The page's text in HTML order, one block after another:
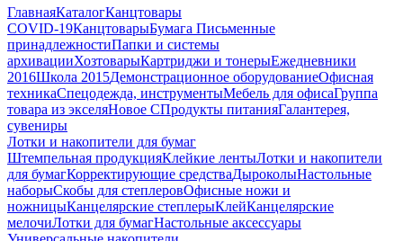
ГлавнаяКаталогКанцтовары
COVID-19КанцтоварыБумага Письменные
принадлежностиПапки и системы
архивацииХозтоварыКартриджи и тонерыЕжедневники
2016Школа 2015Демонстрационное оборудованиеОфисная
техникаСпецодежда, инструментыМебель для офисаГруппа
товара из экселяНовое СПродукты питанияГалантерея,
сувениры
Лотки и накопители для бумаг
Штемпельная продукцияКлейкие лентыЛотки и накопители
для бумагКорректирующие средстваДыроколыНастольные
наборыСкобы для степлеровОфисные ножи и
ножницыКанцелярские степлерыКлейКанцелярские
мелочиЛотки для бумагНастольные аксессуары